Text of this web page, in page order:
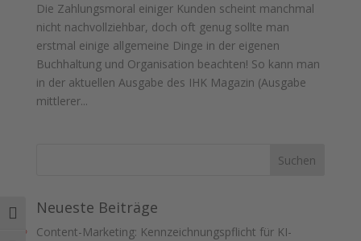
Umschalten auf hohe Kontraste
Die Zahlungsmoral einiger Kunden scheint manchmal
nicht nachvollziehbar, doch oft genug sollte man
erstmal einige allgemeine Dinge in der eigenen
Buchhaltung und Organisation beachten! So kann man
in der aktuellen Ausgabe des IHK Magazin (Ausgabe
mittlerer...
Neueste Beiträge
Content-Marketing: Kennzeichnungspflicht für KI-